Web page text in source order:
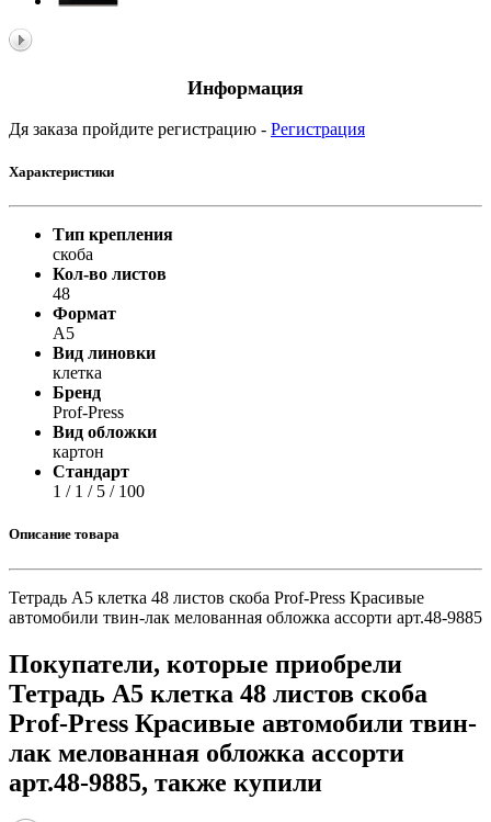
Информация
Дя заказа пройдите регистрацию - Регистрация
Характеристики
Тип крепления
скоба
Кол-во листов
48
Формат
А5
Вид линовки
клетка
Бренд
Prof-Press
Вид обложки
картон
Стандарт
1 / 1 / 5 / 100
Описание товара
Тетрадь А5 клетка 48 листов скоба Prof-Press Красивые
автомобили твин-лак мелованная обложка ассорти арт.48-9885
Покупатели, которые приобрели
Тетрадь А5 клетка 48 листов скоба
Prof-Press Красивые автомобили твин-
лак мелованная обложка ассорти
арт.48-9885, также купили